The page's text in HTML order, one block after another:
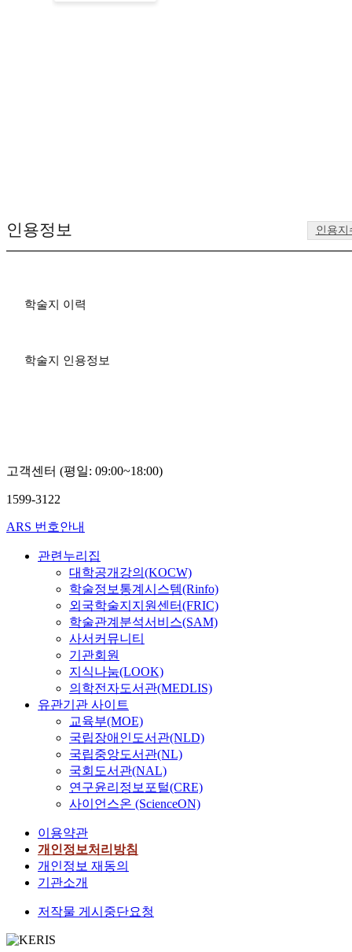
인용정보 인용지
학술지 이력
학술지 인용정보
고객센터 (평일: 09:00~18:00)
1599-3122
ARS 번호안내
관련누리집
대학공개강의(KOCW)
학술정보통계시스템(Rinfo)
외국학술지지원센터(FRIC)
학술관계분석서비스(SAM)
사서커뮤니티
기관회원
지식나눔(LOOK)
의학전자도서관(MEDLIS)
유관기관 사이트
교육부(MOE)
국립장애인도서관(NLD)
국립중앙도서관(NL)
국회도서관(NAL)
연구윤리정보포털(CRE)
사이언스온 (ScienceON)
이용약관
개인정보처리방침
개인정보 재동의
기관소개
저작물 게시중단요청